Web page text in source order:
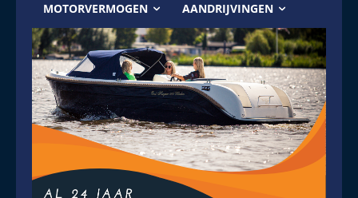
MOTORVERMOGEN AANDRIJVINGEN